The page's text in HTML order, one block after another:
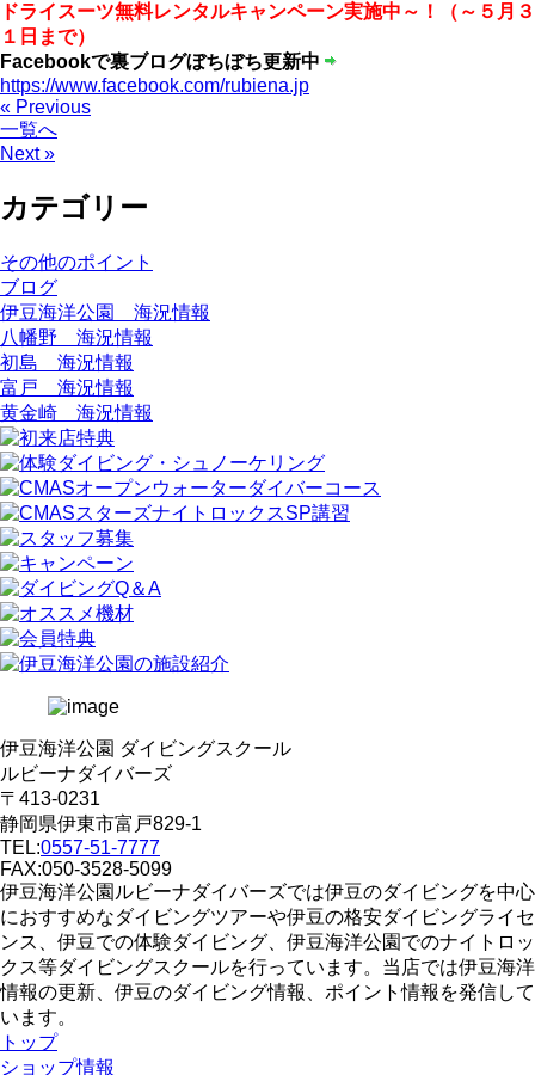
ドライスーツ無料レンタルキャンペーン実施中～！（～５月３
１日まで）
Facebookで裏ブログぼちぼち更新中
https://www.facebook.com/rubiena.jp
« Previous
一覧へ
Next »
カテゴリー
その他のポイント
ブログ
伊豆海洋公園 海況情報
八幡野 海況情報
初島 海況情報
富戸 海況情報
黄金崎 海況情報
伊豆海洋公園 ダイビングスクール
ルビーナダイバーズ
〒413-0231
静岡県伊東市富戸829-1
TEL:0557-51-7777
FAX:050-3528-5099
伊豆海洋公園ルビーナダイバーズでは伊豆のダイビングを中心
におすすめなダイビングツアーや伊豆の格安ダイビングライセ
ンス、伊豆での体験ダイビング、伊豆海洋公園でのナイトロッ
クス等ダイビングスクールを行っています。当店では伊豆海洋
情報の更新、伊豆のダイビング情報、ポイント情報を発信して
います。
トップ
ショップ情報